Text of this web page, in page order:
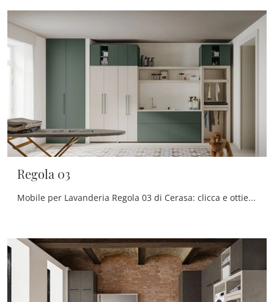
Regola 03
Mobile per Lavanderia Regola 03 di Cerasa: clicca e ottieni informazioni su mobili bagno per lavanderia in melaminico e accessori della firma.